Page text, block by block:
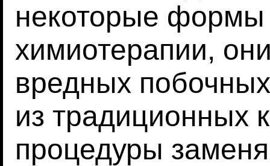
некоторые формы
химиотерапии,
вредных
из традиционных
процедуры